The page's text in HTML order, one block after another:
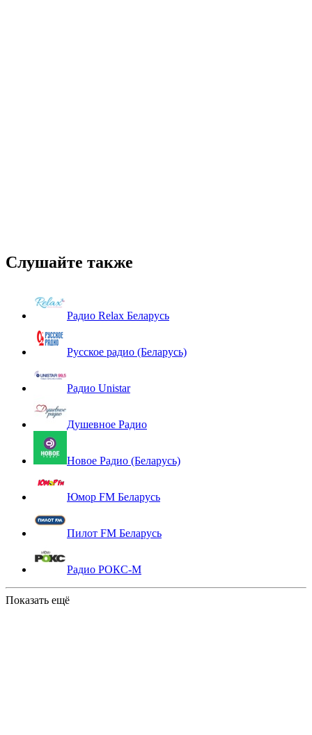
Слушайте также
Радио Relax Беларусь
Русское радио (Беларусь)
Радио Unistar
Душевное Радио
Новое Радио (Беларусь)
Юмор FM Беларусь
Пилот FM Беларусь
Радио РОКС-М
Показать ещё